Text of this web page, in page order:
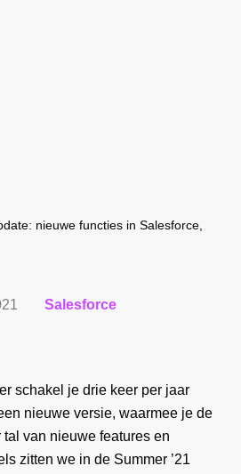
nieuwe functies in Salesforce,
Salesforce
schakel je drie keer per jaar
nieuwe versie, waarmee je de
van nieuwe features en
zitten we in de Summer ’21